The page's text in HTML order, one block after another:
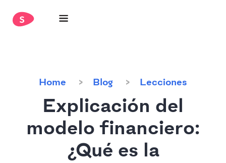
Home Blog Lecciones
Explicación del
modelo financiero:
¿Qué es la